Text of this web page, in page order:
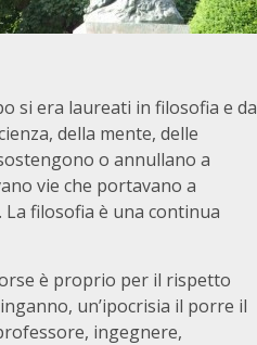
si era laureati in filosofia e da
della mente, delle
o annullano a
vie che portavano a
filosofia è una continua
è proprio per il rispetto
un’ipocrisia il porre il
ingegnere,